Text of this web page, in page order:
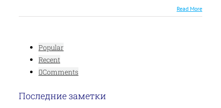
Read More
Popular
Recent
Comments
Последние заметки